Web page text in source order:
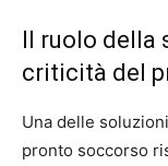
Il ruolo della
criticità del
Una delle
pronto soccorso